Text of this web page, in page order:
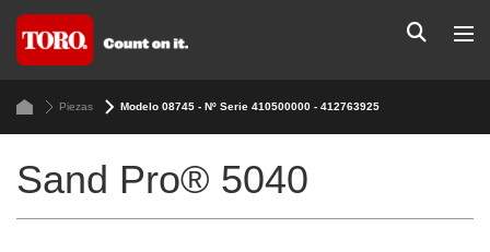
Piezas Modelo 08745 - Nº Serie 410500000 - 412763925
Sand Pro® 5040